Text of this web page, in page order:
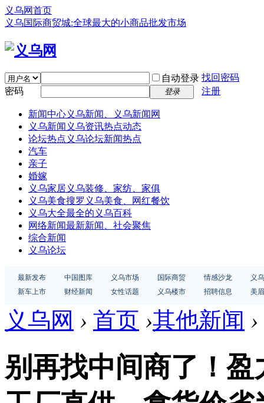
义乌网首页
义乌国际商贸城:全球最大的小商品批发市场
自动登录 找回密码
密码
登录 注册
新闻中心义乌新闻、义乌新闻网
义乌新闻 义乌资讯热点动态
论坛热点 义乌论坛新闻热点
汽车
亲子
婚嫁
义乌家居义乌装修、家纺、家俱
义乌美食搜罗义乌美食、网红餐饮
义乌大全最全的义乌百科
网络新闻最新新闻、社会聚焦
综合新闻
义乌论坛
最新发布 中国图库 义乌市场 国际商贸 情感沙龙
义
新车上市
财经新闻 女性话题 义乌楼市 招聘信息 美
义乌网 › 首页 ›其他新闻 ›
别再找中间商了！